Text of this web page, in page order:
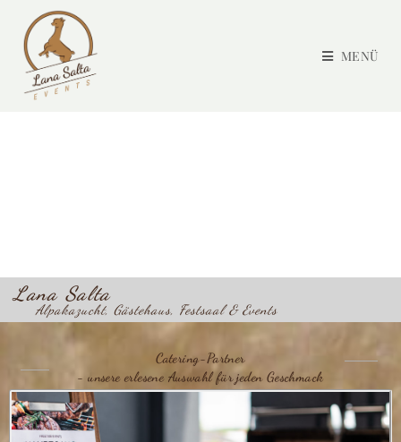
MENÜ
Lana Salta
Alpakazucht, Gästehaus, Festsaal & Events
Catering-Partner
- unsere erlesene Auswahl für jeden Geschmack